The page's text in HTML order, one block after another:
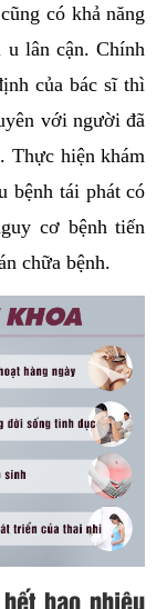
có khả năng
u lân cận. Chính
của bác sĩ thì
với người đã
Thực hiện khám
bệnh tái phát có
cơ bệnh tiến
chữa bệnh.
bao nhiêu